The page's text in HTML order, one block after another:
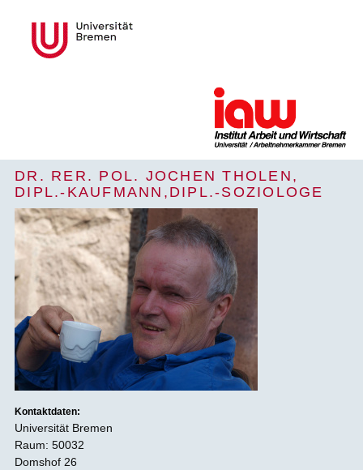
DR. RER. POL. JOCHEN THOLEN,
DIPL.-KAUFMANN,DIPL.-SOZIOLOGE
Kontaktdaten:
Universität Bremen
Raum: 50032
Domshof 26